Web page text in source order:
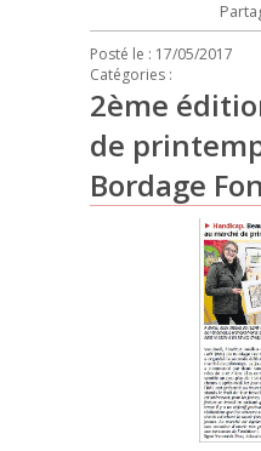
Posté le : 17/05/2017
Catégories :
2ème
de
Bordage